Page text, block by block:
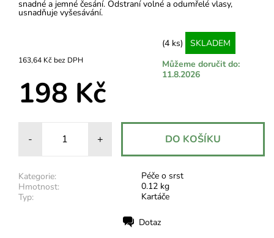
snadné a jemné česání. Odstraní volné a odumřelé vlasy,
usnadňuje vyšesávání.
163,64 Kč bez DPH
(4 ks)
SKLADEM
Můžeme doručit do:
11.8.2026
198 Kč
- +
Kategorie:
Péče o srst
Hmotnost:
0.12 kg
Typ:
Kartáče
Dotaz